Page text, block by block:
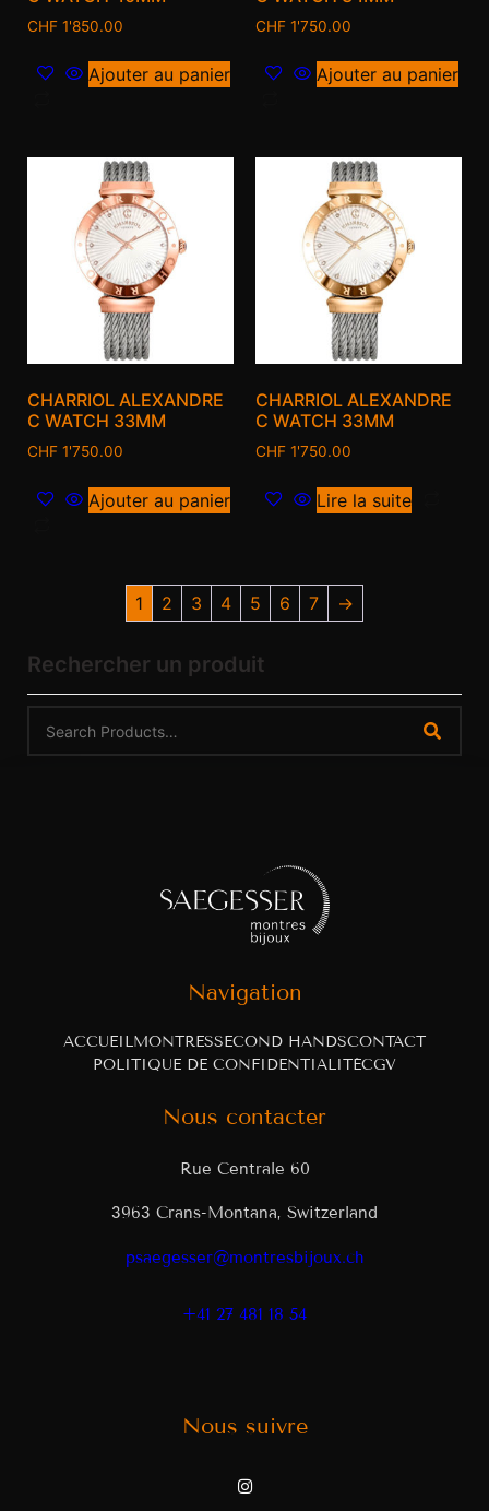
CHF 1'850.00
Ajouter au panier
CHF 1'750.00
Ajouter au panier
CHARRIOL ALEXANDRE
C WATCH 33MM
CHF 1'750.00
Ajouter au panier
CHARRIOL ALEXANDRE
C WATCH 33MM
CHF 1'750.00
Lire la suite
1 2 3 4 5 6 7 →
Rechercher un produit
Navigation
ACCUEILMONTRESSECOND HANDSCONTACT
POLITIQUE DE CONFIDENTIALITÉCGV
Nous contacter
Rue Centrale 60
3963 Crans-Montana, Switzerland
psaegesser@montresbijoux.ch
+41 27 481 18 54
Nous suivre